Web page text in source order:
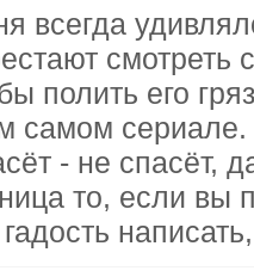
всегда
смотреть
полить его
самом
- не спасёт,
то, если вы
гадость